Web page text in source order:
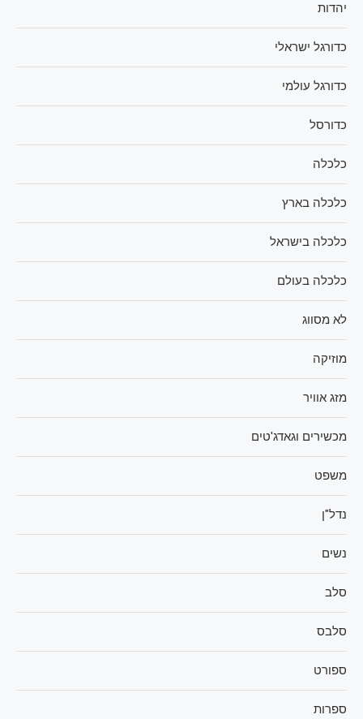
יהדות
כדורגל ישראלי
כדורגל עולמי
כדורסל
כלכלה
כלכלה בארץ
כלכלה בישראל
כלכלה בעולם
לא מסווג
מוזיקה
מזג אוויר
מכשירים וגאדג'טים
משפט
נדל"ן
נשים
סלב
סלבס
ספורט
ספרות